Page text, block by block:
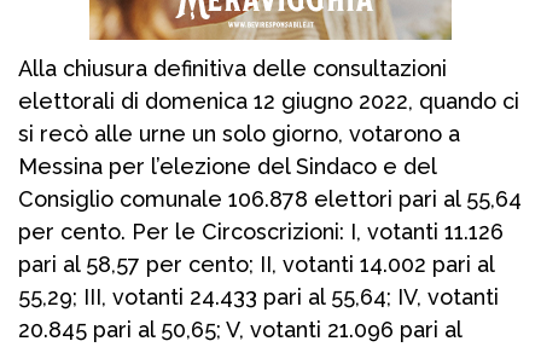
Alla chiusura definitiva delle consultazioni
elettorali di domenica 12 giugno 2022, quando ci
si recò alle urne un solo giorno, votarono a
Messina per l’elezione del Sindaco e del
Consiglio comunale 106.878 elettori pari al 55,64
per cento. Per le Circoscrizioni: I, votanti 11.126
pari al 58,57 per cento; II, votanti 14.002 pari al
55,29; III, votanti 24.433 pari al 55,64; IV, votanti
20.845 pari al 50,65; V, votanti 21.096 pari al